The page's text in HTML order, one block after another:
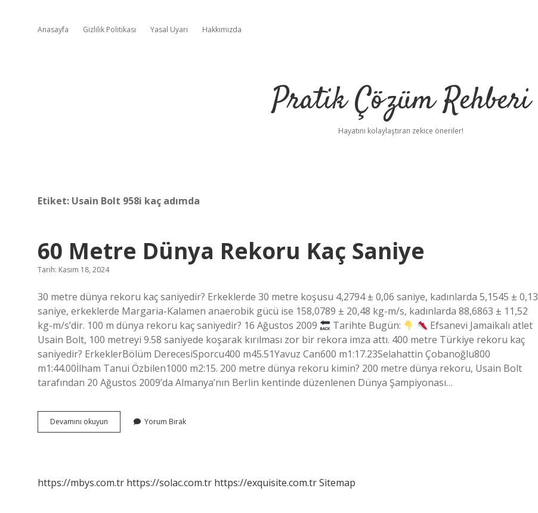
Anasayfa Gizlilik Politikası Yasal Uyarı Hakkımızda
Pratik Çözüm Rehberi
Hayatını kolaylaştıran zekice öneriler!
Etiket: Usain Bolt 958i kaç adımda
60 Metre Dünya Rekoru Kaç Saniye
Tarih: Kasım 18, 2024
30 metre dünya rekoru kaç saniyedir? Erkeklerde 30 metre koşusu 4,2794 ± 0,06 saniye, kadınlarda 5,1545 ± 0,13
saniye, erkeklerde Margaria-Kalamen anaerobik gücü ise 158,0789 ± 20,48 kg-m/s, kadınlarda 88,6863 ± 11,52
kg-m/s’dir. 100 m dünya rekoru kaç saniyedir? 16 Ağustos 2009
Tarihte Bugün:
Efsanevi Jamaikalı atlet
Usain Bolt, 100 metreyi 9.58 saniyede koşarak kırılması zor bir rekora imza attı. 400 metre Türkiye rekoru kaç
saniyedir? ErkeklerBölüm DerecesiSporcu400 m45.51Yavuz Can600 m1:17.23Selahattin Çobanoğlu800
m1:44.00İlham Tanui Özbilen1000 m2:15. 200 metre dünya rekoru kimin? 200 metre dünya rekoru, Usain Bolt
tarafından 20 Ağustos 2009’da Almanya’nın Berlin kentinde düzenlenen Dünya Şampiyonası…
Devamını okuyun
Metre
Yorum Bırak
https://mbys.com.tr https://solac.com.tr https://exquisite.com.trSitemap